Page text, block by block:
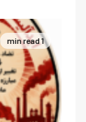
1 min read